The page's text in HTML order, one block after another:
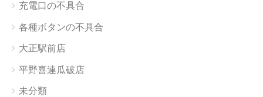
充電口の不具合
各種ボタンの不具合
大正駅前店
平野喜連瓜破店
未分類